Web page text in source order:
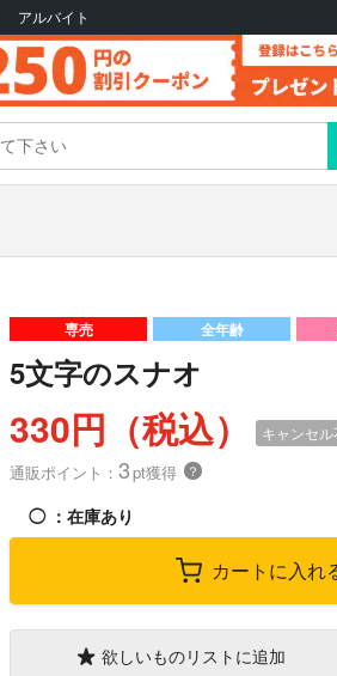
アルバイト
専売 全年齢
5文字のスナオ
330円（税込） キャンセ
通販ポイント： 3pt獲得 ？
◯ ：在庫あり
カートに入れ
欲しいものリストに追加